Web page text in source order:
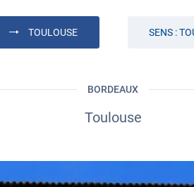
TOULOUSE SENS :
BORDEAUX
Toulouse